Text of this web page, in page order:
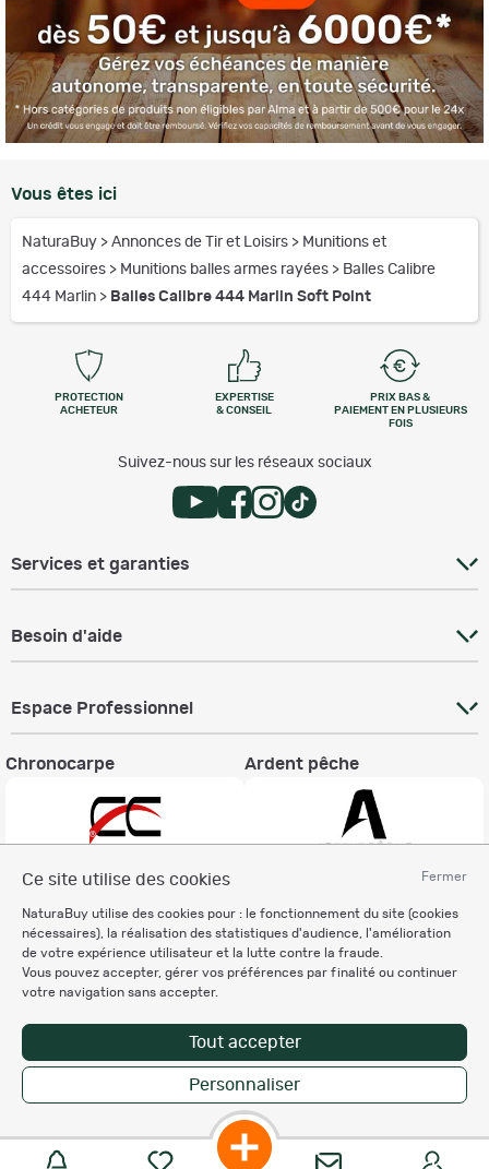
Fermer
Ce site utilise des cookies
NaturaBuy utilise des cookies pour : le fonctionnement du site (cookies
nécessaires), la réalisation des statistiques d'audience, l'amélioration
de votre expérience utilisateur et la lutte contre la fraude.
Vous pouvez accepter, gérer vos préférences par finalité ou continuer
votre navigation sans accepter.
Tout accepter
Personnaliser
Enregistrer la recherche
Vous êtes ici
NaturaBuy > Annonces de Tir et Loisirs > Munitions et
accessoires > Munitions balles armes rayées > Balles Calibre
444 Marlin > Balles Calibre 444 Marlin Soft Point
PROTECTION
ACHETEUR
EXPERTISE
& CONSEIL
PRIX BAS &
PAIEMENT EN PLUSIEURS
FOIS
Suivez-nous sur les réseaux sociaux
Services et garanties
Besoin d'aide
Espace Professionnel
Chronocarpe Ardent pêche
Informations légales
Charte éthique
Mentions légales
Règlement & Conditions d'utilisation
des données personnelles
Personnalisation des cookies
Copyright © 2007-2026 NaturaBuy. Tous droits réservés. N°CNIL: 1239459.
Les marques commerciales mentionnées appartiennent à leurs propriétaires
respectifs in 0.128 s